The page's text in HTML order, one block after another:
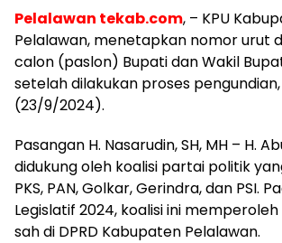
Pelalawan tekab.com, – KPU
Pelalawan, menetapkan nomor urut
calon (paslon) Bupati dan Wakil
setelah dilakukan proses pengundian,
(23/9/2024).
Pasangan H. Nasarudin, SH, MH – H.
didukung oleh koalisi partai politik
PKS, PAN, Golkar, Gerindra, dan PSI.
Legislatif 2024, koalisi ini memperoleh
sah di DPRD Kabupaten Pelalawan.